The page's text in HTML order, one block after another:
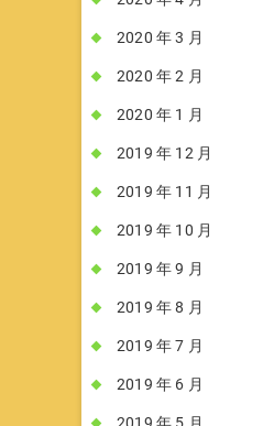
2020 年 3 月
2020 年 2 月
2020 年 1 月
2019 年 12 月
2019 年 11 月
2019 年 10 月
2019 年 9 月
2019 年 8 月
2019 年 7 月
2019 年 6 月